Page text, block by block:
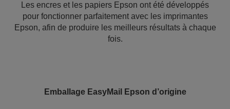
Les encres et les papiers Epson ont été développés
pour fonctionner parfaitement avec les imprimantes
Epson, afin de produire les meilleurs résultats à chaque
fois.
Emballage EasyMail Epson d’origine